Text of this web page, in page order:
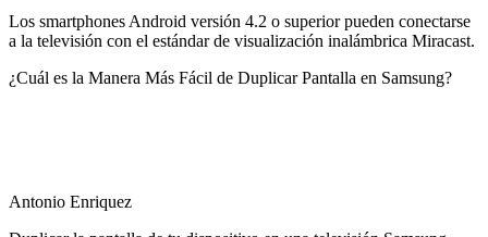
Los smartphones Android versión 4.2 o superior pueden conectarse
a la televisión con el estándar de visualización inalámbrica Miracast.
¿Cuál es la Manera Más Fácil de Duplicar Pantalla en Samsung?
Antonio Enriquez